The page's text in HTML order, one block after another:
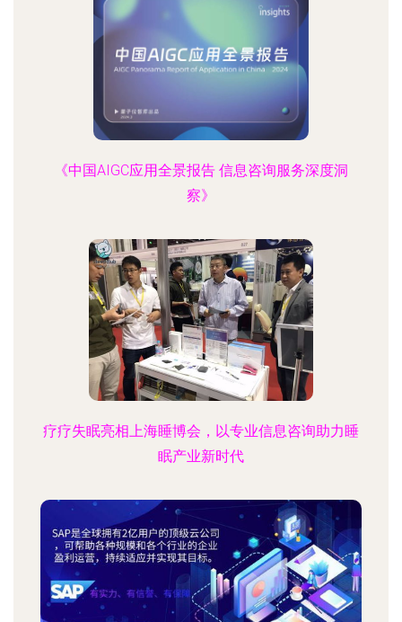
《中国AIGC应用全景报告 信息咨询服务深度洞
察》
疗疗失眠亮相上海睡博会，以专业信息咨询助力睡
眠产业新时代